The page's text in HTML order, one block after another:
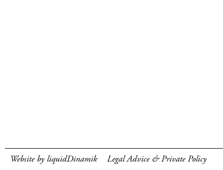
Website by liquidDinamik Legal Advice & Private Policy